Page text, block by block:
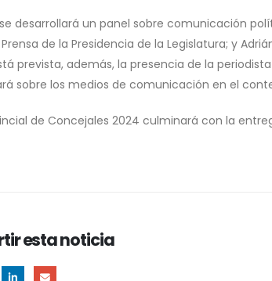
desarrollará un panel sobre comunicación
de la Presidencia de la Legislatura; y
prevista, además, la presencia de la
sobre los medios de comunicación en el
de Concejales 2024 culminará con la
esta noticia